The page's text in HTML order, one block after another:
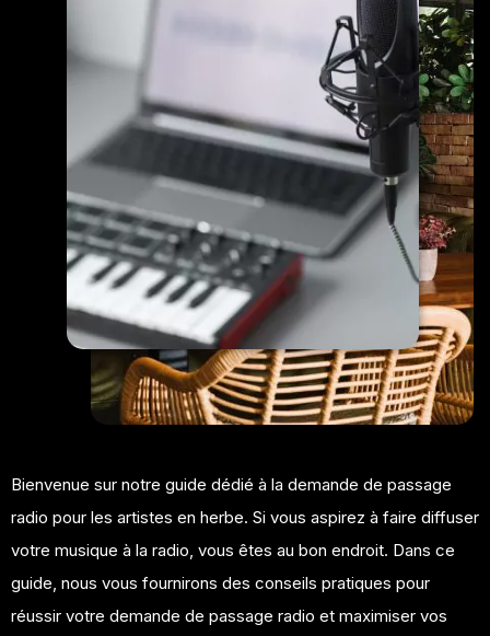
Bienvenue sur notre guide dédié à la demande de passage
radio pour les artistes en herbe. Si vous aspirez à faire diffuser
votre musique à la radio, vous êtes au bon endroit. Dans ce
guide, nous vous fournirons des conseils pratiques pour
réussir votre demande de passage radio et maximiser vos